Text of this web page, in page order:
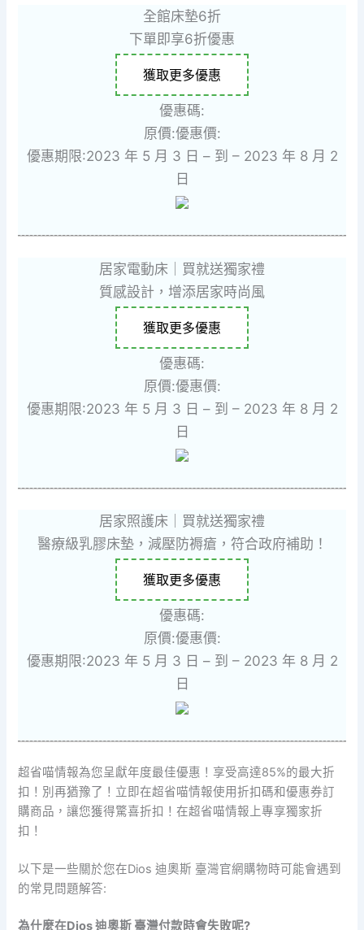
全館床墊6折
下單即享6折優惠
獲取更多優惠
優惠碼:
原價:優惠價:
優惠期限:2023 年 5 月 3 日 – 到 – 2023 年 8 月 2
日
居家電動床｜買就送獨家禮
質感設計，增添居家時尚風
獲取更多優惠
優惠碼:
原價:優惠價:
優惠期限:2023 年 5 月 3 日 – 到 – 2023 年 8 月 2
日
居家照護床｜買就送獨家禮
醫療級乳膠床墊，減壓防褥瘡，符合政府補助！
獲取更多優惠
優惠碼:
原價:優惠價:
優惠期限:2023 年 5 月 3 日 – 到 – 2023 年 8 月 2
日
超省喵情報為您呈獻年度最佳優惠！享受高達85%的最大折
扣！別再猶豫了！立即在超省喵情報使用折扣碼和優惠券訂
購商品，讓您獲得驚喜折扣！在超省喵情報上專享獨家折
扣！
以下是一些關於您在Dios 迪奧斯 臺灣官網購物時可能會遇到
的常見問題解答:
為什麼在Dios 迪奧斯 臺灣付款時會失敗呢?